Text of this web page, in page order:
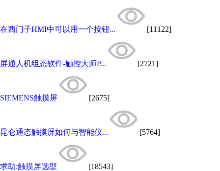
在西门子HMI中可以用一个按钮... [11122]
屏通人机组态软件-触控大师P... [2721]
SIEMENS触摸屏 [2675]
昆仑通态触摸屏如何与智能仪... [5764]
求助:触摸屏选型 [18543]